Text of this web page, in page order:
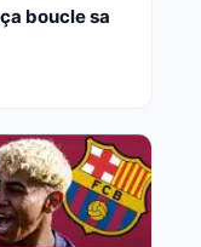
boucle sa